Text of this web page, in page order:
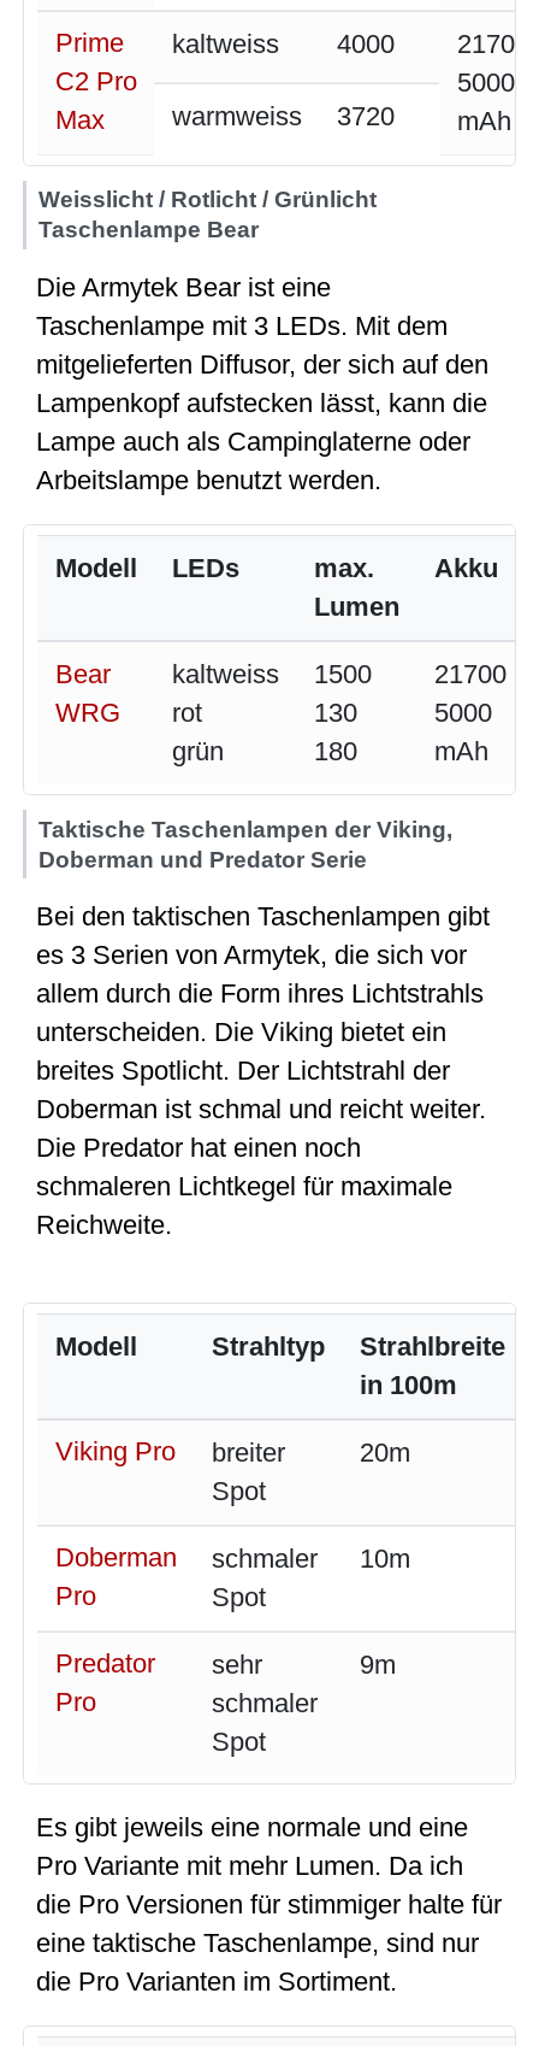
Prime
C2 Pro
Max
kaltweiss 4000
21700
5000
mAh
warmweiss 3720
Weisslicht / Rotlicht / Grünlicht
Taschenlampe Bear
Die Armytek Bear ist eine
Taschenlampe mit 3 LEDs. Mit dem
mitgelieferten Diffusor, der sich auf den
Lampenkopf aufstecken lässt, kann die
Lampe auch als Campinglaterne oder
Arbeitslampe benutzt werden.
Modell LEDs
max.
Lumen
Akku
Bear
WRG
kaltweiss
rot
grün
1500
130
180
21700
5000
mAh
Taktische Taschenlampen der Viking,
Doberman und Predator Serie
Bei den taktischen Taschenlampen gibt
es 3 Serien von Armytek, die sich vor
allem durch die Form ihres Lichtstrahls
unterscheiden. Die Viking bietet ein
breites Spotlicht. Der Lichtstrahl der
Doberman ist schmal und reicht weiter.
Die Predator hat einen noch
schmaleren Lichtkegel für maximale
Reichweite.
Modell Strahltyp
Strahlbreite
in 100m
Viking Pro
breiter
Spot
20m
Doberman
Pro
schmaler
Spot
10m
Predator
Pro
sehr
schmaler
Spot
9m
Es gibt jeweils eine normale und eine
Pro Variante mit mehr Lumen. Da ich
die Pro Versionen für stimmiger halte für
eine taktische Taschenlampe, sind nur
die Pro Varianten im Sortiment.